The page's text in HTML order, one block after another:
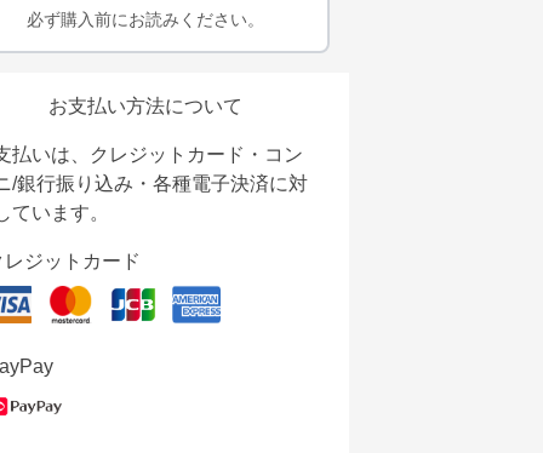
必ず購入前にお読みください。
お支払い方法について
払いは、クレジットカード・コン
/銀行振り込み・各種電子決済に対
ています。
レジットカード